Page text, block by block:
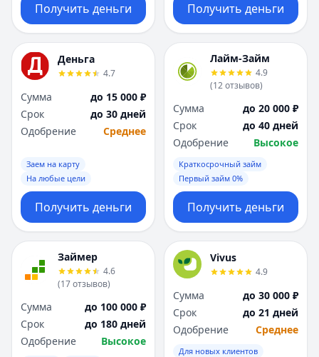
Получить деньги Получить деньги
Деньга
4.7
Сумма
до 15 000 ₽
Срок
до 30 дней
Одобрение
Среднее
Заем на карту
На любые цели
Получить деньги
Лайм-Займ
4.9
(12отзывов)
Сумма
до 20 000 ₽
Срок
до 40 дней
Одобрение
Высокое
Краткосрочный займ
Первый займ 0%
Получить деньги
Займер
4.6
(17отзывов)
Сумма
до 100 000 ₽
Срок
до 180 дней
Одобрение
Высокое
Vivus
4.9
Сумма
до 30 000 ₽
Срок
до 21 дней
Одобрение
Среднее
Для новых клиентов